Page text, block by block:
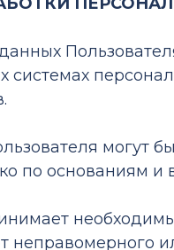
могут
по основаниям и
неправомерного